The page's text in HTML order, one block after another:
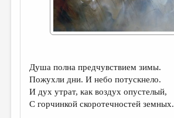
КОНКУРСЫ
ДЕТСКАЯ КОМНАТА
ОБЗОР ЛИТЕРАТУРЫ
СТРАНИЦЫ ПАМЯТИ
ОБЪЯВЛЕНИЯ
Душа полна предчувствием зимы.
Пожухли дни. И небо потускнело.
И дух утрат, как воздух опустелый,
С горчинкой скоротечностей земных.